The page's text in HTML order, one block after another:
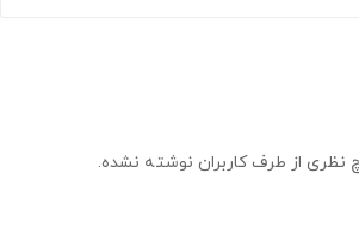
نظری از طرف کاربران نوشته نشده.